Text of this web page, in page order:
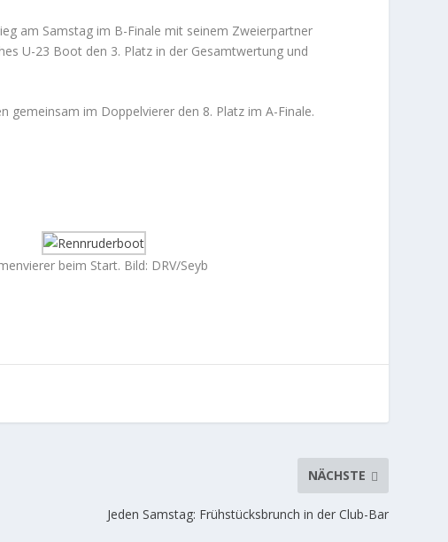
am Samstag im B-Finale mit seinem Zweierpartner
U-23 Boot den 3. Platz in der Gesamtwertung und
gemeinsam im Doppelvierer den 8. Platz im A-Finale.
beim Start. Bild: DRV/Seyb
NÄCHSTE
Jeden Samstag: Frühstücksbrunch in der Club-Bar